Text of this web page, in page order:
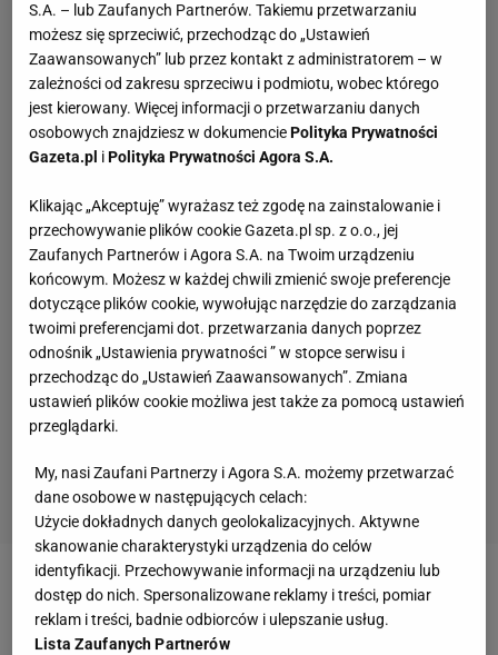
Zobacz wideoSerie A. Juventus - Sampdoria 2:0.
Skrót meczu [ELEVEN SPORTS]
S.A. – lub Zaufanych Partnerów. Takiemu przetwarzaniu
możesz się sprzeciwić, przechodząc do „Ustawień
Zaawansowanych” lub przez kontakt z administratorem – w
zależności od zakresu sprzeciwu i podmiotu, wobec którego
jest kierowany. Więcej informacji o przetwarzaniu danych
osobowych znajdziesz w dokumenciePolityka Prywatności
Gazeta.pl iPolityka Prywatności Agora S.A.
Klikając „Akceptuję” wyrażasz też zgodę na zainstalowanie i
przechowywanie plików cookie Gazeta.pl sp. z o.o., jej
Zaufanych Partnerów i Agora S.A. na Twoim urządzeniu
końcowym. Możesz w każdej chwili zmienić swoje preferencje
dotyczące plików cookie, wywołując narzędzie do zarządzania
twoimi preferencjami dot. przetwarzania danych poprzez
odnośnik „Ustawienia prywatności ” w stopce serwisu i
przechodząc do „Ustawień Zaawansowanych”. Zmiana
ustawień plików cookie możliwa jest także za pomocą ustawień
przeglądarki.
My, nasi Zaufani Partnerzy i Agora S.A. możemy przetwarzać
dane osobowe w następujących celach:
Użycie dokładnych danych geolokalizacyjnych. Aktywne
skanowanie charakterystyki urządzenia do celów
identyfikacji. Przechowywanie informacji na urządzeniu lub
dostęp do nich. Spersonalizowane reklamy i treści, pomiar
reklam i treści, badnie odbiorców i ulepszanie usług.
Lista Zaufanych Partnerów